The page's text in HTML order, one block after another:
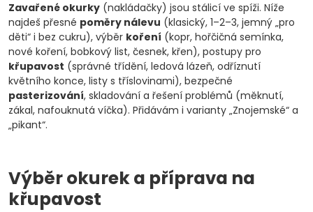
Zavařené okurky (nakládačky) jsou stálicí ve spíži. Níže
najdeš přesné poměry nálevu (klasický, 1–2–3, jemný „pro
děti“ i bez cukru), výběr koření (kopr, hořčičná semínka,
nové koření, bobkový list, česnek, křen), postupy pro
křupavost (správné třídění, ledová lázeň, odříznutí
květního konce, listy s tříslovinami), bezpečné
pasterizování, skladování a řešení problémů (měknutí,
zákal, nafouknutá víčka). Přidávám i varianty „Znojemské“ a
„pikant“.
Výběr okurek a příprava na
křupavost